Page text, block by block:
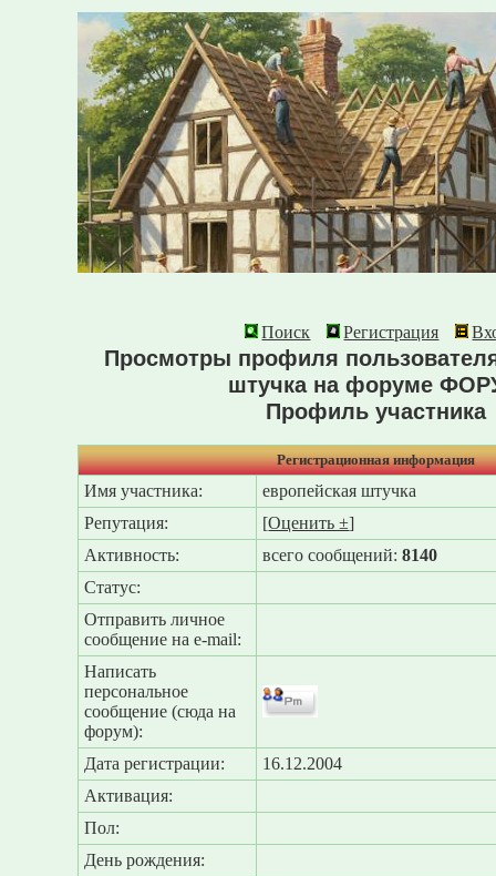
Поиск Регистрация
Просмотры профиля
штучка на форуме
Профиль участника
Регистрационная информация
Имя участника:
европейская штучка
Репутация:
[Оценить ±]
Активность:
всего сообщений:8140
Статус:
Отправить личное
сообщение на e-mail:
Написать
персональное
сообщение (сюда на
форум):
Дата регистрации:
16.12.2004
Активация:
Пол:
День рождения: